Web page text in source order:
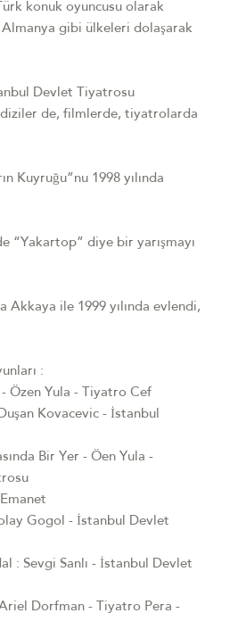
konuk oyuncusu olarak
gibi ülkeleri dolaşarak
Devlet Tiyatrosu
de, filmlerde, tiyatrolarda
Kuyruğu”nu 1998 yılında
“Yakartop” diye bir yarışmayı
Akkaya ile 1999 yılında evlendi,
:
Özen Yula - Tiyatro Cef
Kovacevic - İstanbul
Bir Yer - Öen Yula -
Gogol - İstanbul Devlet
: Sevgi Sanlı - İstanbul Devlet
Dorfman - Tiyatro Pera -